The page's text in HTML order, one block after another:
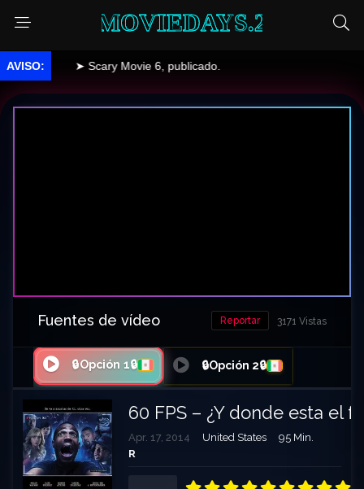
MOVIEDAYS.2
➤ Scary Movie 6, publicado.
Fuentes de vídeo 3171 Vistas
Reportar
🔒Opción 1🔒 🔒Opción 2🔒
60 FPS – ¿Y donde esta el
Apr. 17, 2014 United States
95 Min.
R